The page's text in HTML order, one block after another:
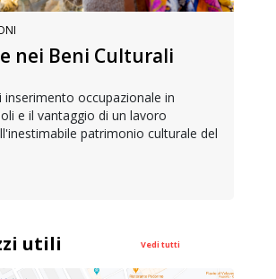
nei Beni Culturali
inserimento occupazionale in
e il vantaggio di un lavoro
patrimonio culturale del
utili Vedi tutti